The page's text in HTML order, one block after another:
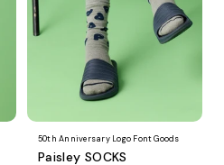
50th Anniversary Logo Font Goods
Paisley SOCKS